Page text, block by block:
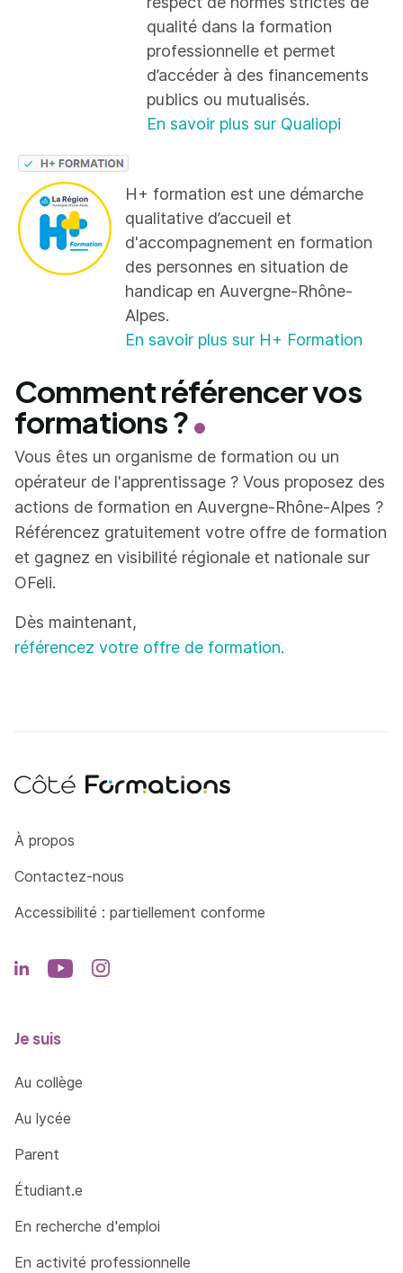
qualité dans la formation
professionnelle et permet
d’accéder à des financements
publics ou mutualisés.
En savoir plus sur Qualiopi
H+ formation est une démarche
qualitative d’accueil et
d'accompagnement en formation
des personnes en situation de
handicap en Auvergne-Rhône-
Alpes.
En savoir plus sur H+ Formation
Comment référencer vos
formations ?
Vous êtes un organisme de formation ou un
opérateur de l'apprentissage ? Vous proposez des
actions de formation en Auvergne-Rhône-Alpes ?
Référencez gratuitement votre offre de formation
et gagnez en visibilité régionale et nationale sur
OFeli.
Dès maintenant,
référencez votre offre de formation.
Côté Formations
À propos
Contactez-nous
Accessibilité : partiellement conforme
Je suis
Au collège
Au lycée
Parent
Étudiant.e
En recherche d'emploi
En activité professionnelle